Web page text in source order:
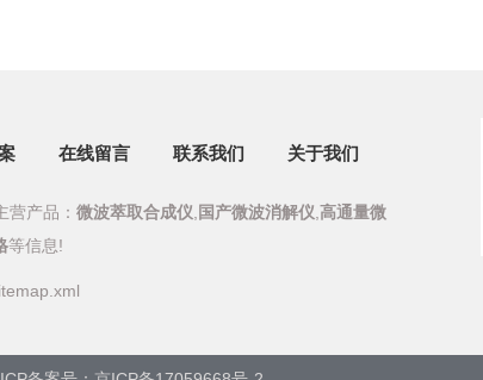
在线留言 联系我们 关于我们
产品： 微波萃取合成仪 国产微波消解仪 高通量微
等信息!